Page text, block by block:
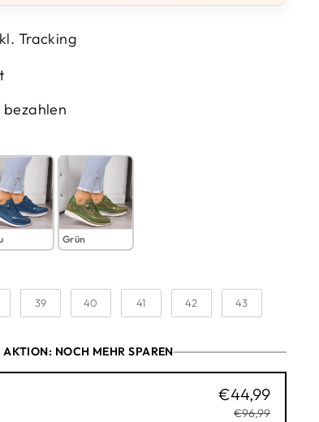
Tracking
Grün
39 40 41 42 43
AKTION: NOCH MEHR SPAREN
€44,99
€96,99